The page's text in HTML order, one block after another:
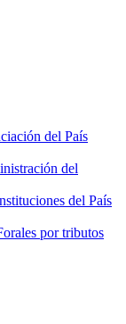
del País
del
del País
por tributos